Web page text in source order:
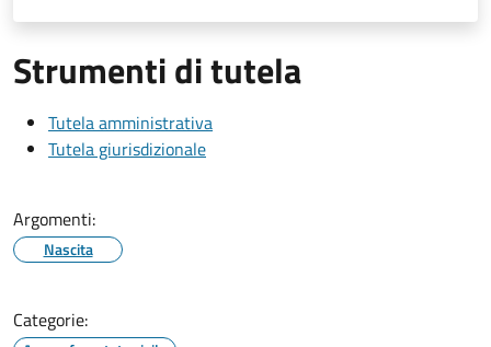
Strumenti di tutela
Tutela amministrativa
Tutela giurisdizionale
Argomenti:
Nascita
Categorie: